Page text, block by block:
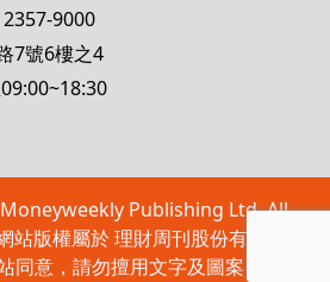
9000
7號6樓之4
Publishing Ltd. All
版權屬於 理財周刊股份有限公司
同意，請勿擅用文字及圖案